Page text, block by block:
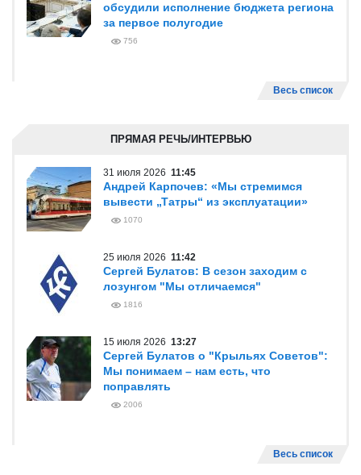
обсудили исполнение бюджета региона
за первое полугодие
756
Весь список
ПРЯМАЯ РЕЧЬ/ИНТЕРВЬЮ
31 июля 2026 11:45
Андрей Карпочев: «Мы стремимся
вывести „Татры“ из эксплуатации»
1070
25 июля 2026 11:42
Сергей Булатов: В сезон заходим с
лозунгом "Мы отличаемся"
1816
15 июля 2026 13:27
Сергей Булатов о "Крыльях Советов":
Мы понимаем – нам есть, что
поправлять
2006
Весь список